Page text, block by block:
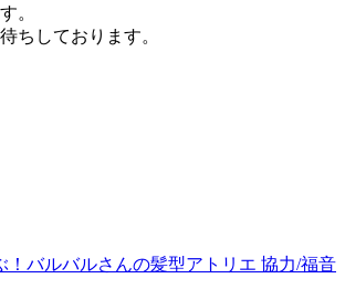
。
ちしております。
！バルバルさんの髪型アトリエ 協力/福音